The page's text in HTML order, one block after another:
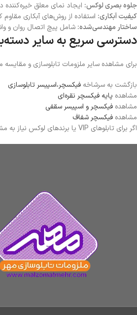
جلوه بصری لوکس: ایجاد نمای معلق خیره‌کننده
کیفیت آبکاری: استفاده از روش‌های آبکاری
ساختار مهندسی‌شده: شامل پیچ اتصال روان و
دسترسی سریع به سایر
برای مشاهده سایر ملزومات تابلوسازی و
بازگشت به سرشاخه فیکسچر،اسپیسر تابلوسازی
مشاهده پایه فیکسچر نقره‌ای
مشاهده فیکسچر و اسپیسر سقفی
مشاهده فیکسچر شفاف
اگر برای تابلوهای VIP یا برندهای لوکس نیاز به مشاوره تخصصی در انتخاب نوع فیکسچر دارید، کارشناسان ملزومات مهر آماده ارائه راهنمایی جهت خرید بهترین یراق متناسب با نوع تابلو هستند.